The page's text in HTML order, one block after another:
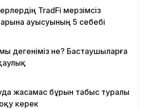
TradFi мерзімсіз
ауысуының 5 себебі
дегеніміз не? Бастаушыларға
жасамас бұрын табыс туралы
керек